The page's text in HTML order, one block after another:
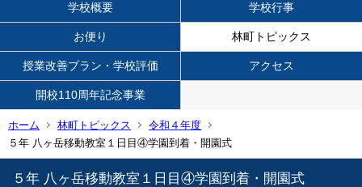
学校概要 学校行事
お便り 林町トピックス
授業改善プラン・学校評価 アクセス
開校110周年記念事業
ホーム 林町トピックス
令和４年度
５年 八ヶ岳移動教室１日目④学園到着・開園式
５年 八ヶ岳移動教室１日目④学園到着・開園式